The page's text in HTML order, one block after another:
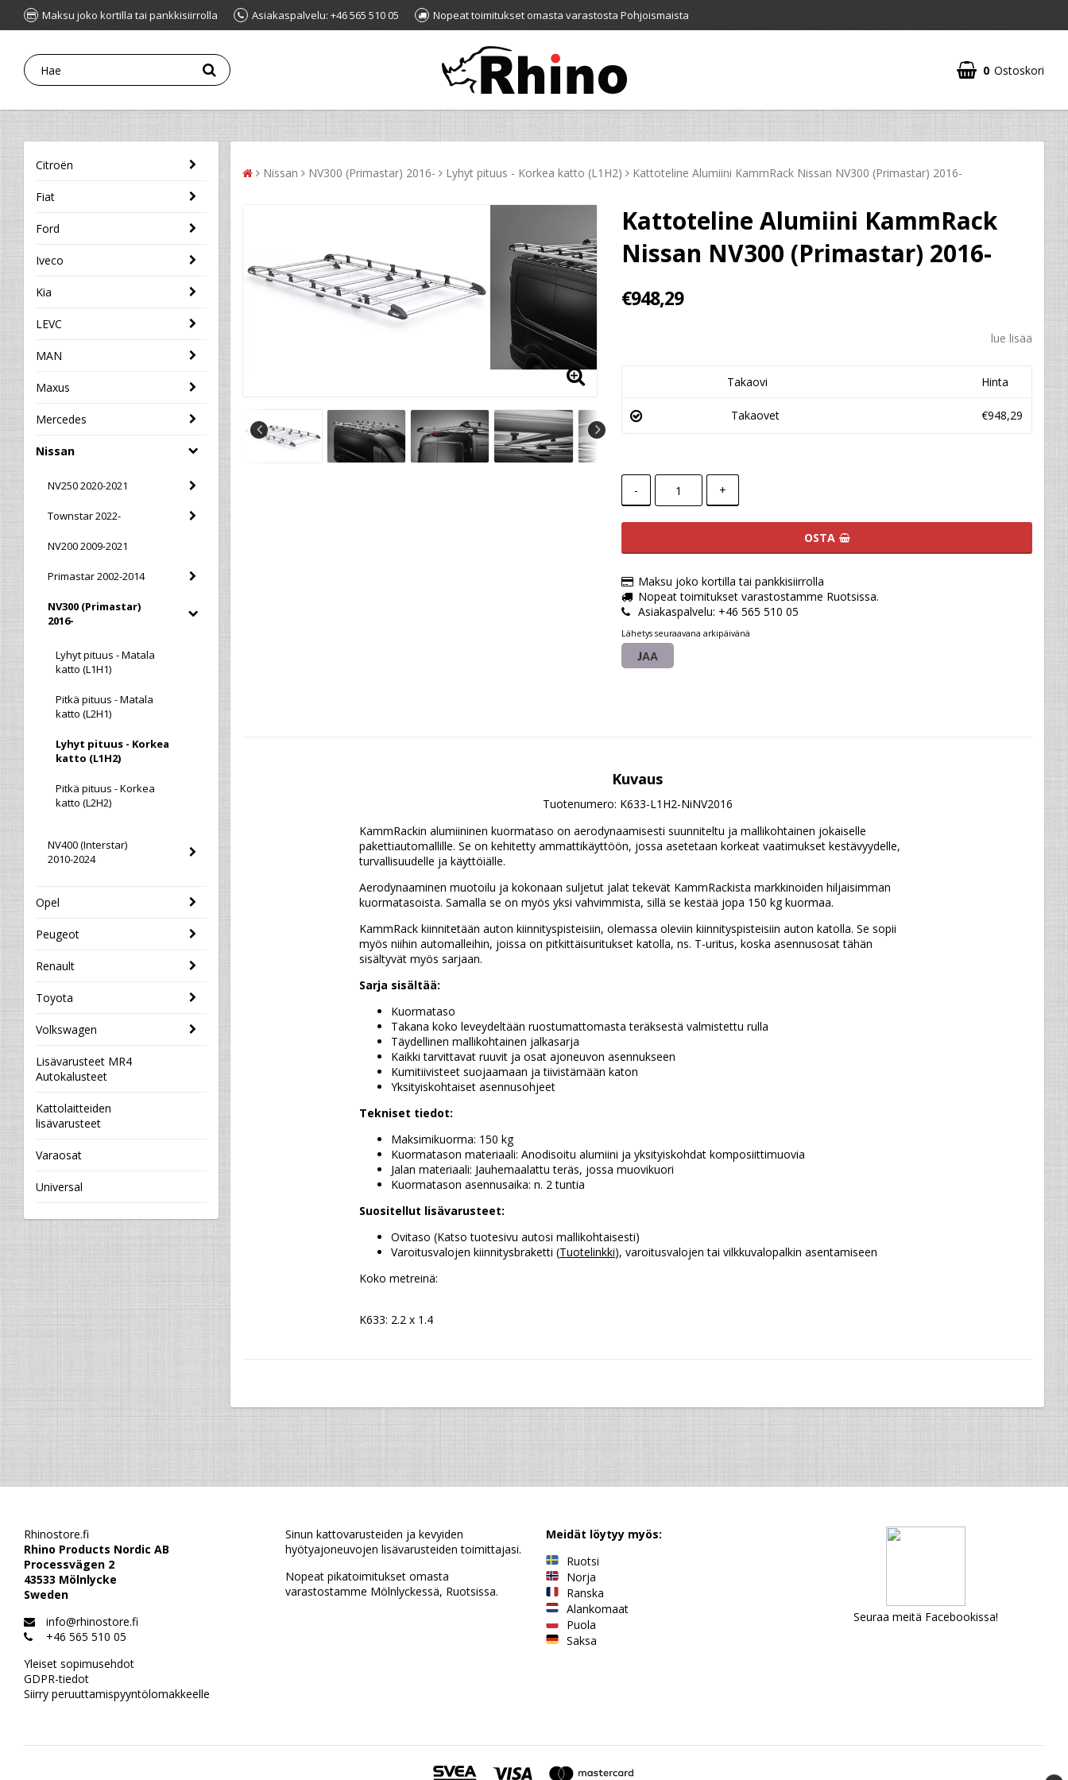
Maksu joko kortilla tai pankkisiirrolla Asiakaspalvelu: +46 565 510 05 Nopeat toimitukset omasta varastosta Pohjoismaista
0 Ostoskori
Citroën
Fiat
Ford
Iveco
Kia
LEVC
MAN
Maxus
Mercedes
Nissan
NV250 2020-2021
Townstar 2022-
NV200 2009-2021
Primastar 2002-2014
NV300 (Primastar)
2016-
Lyhyt pituus - Matala
katto (L1H1)
Pitkä pituus - Matala
katto (L2H1)
Lyhyt pituus - Korkea
katto (L1H2)
Pitkä pituus - Korkea
katto (L2H2)
NV400 (Interstar)
2010-2024
Opel
Peugeot
Renault
Toyota
Volkswagen
Lisävarusteet MR4
Autokalusteet
Kattolaitteiden
lisävarusteet
Varaosat
Universal
Nissan NV300 (Primastar) 2016- Lyhyt pituus - Korkea katto (L1H2) Kattoteline Alumiini KammRack Nissan NV300 (Primastar) 2016-
Kattoteline Alumiini KammRack
Nissan NV300 (Primastar) 2016-
€948,29
lue lisää
Takaovi Hinta
Takaovet €948,29
- +
OSTA
Maksu joko kortilla tai pankkisiirrolla
Nopeat toimitukset varastostamme Ruotsissa.
Asiakaspalvelu: +46 565 510 05
Lähetys seuraavana arkipäivänä
JAA
Kuvaus
Tuotenumero: K633-L1H2-NiNV2016
KammRackin alumiininen kuormataso on aerodynaamisesti suunniteltu ja mallikohtainen jokaiselle
pakettiautomallille. Se on kehitetty ammattikäyttöön, jossa asetetaan korkeat vaatimukset kestävyydelle,
turvallisuudelle ja käyttöiälle.
Aerodynaaminen muotoilu ja kokonaan suljetut jalat tekevät KammRackista markkinoiden hiljaisimman
kuormatasoista. Samalla se on myös yksi vahvimmista, sillä se kestää jopa 150 kg kuormaa.
KammRack kiinnitetään auton kiinnityspisteisiin, olemassa oleviin kiinnityspisteisiin auton katolla. Se sopii
myös niihin automalleihin, joissa on pitkittäisuritukset katolla, ns. T-uritus, koska asennusosat tähän
sisältyvät myös sarjaan.
Sarja sisältää:
Kuormataso
Takana koko leveydeltään ruostumattomasta teräksestä valmistettu rulla
Täydellinen mallikohtainen jalkasarja
Kaikki tarvittavat ruuvit ja osat ajoneuvon asennukseen
Kumitiivisteet suojaamaan ja tiivistämään katon
Yksityiskohtaiset asennusohjeet
Tekniset tiedot:
Maksimikuorma: 150 kg
Kuormatason materiaali: Anodisoitu alumiini ja yksityiskohdat komposiittimuovia
Jalan materiaali: Jauhemaalattu teräs, jossa muovikuori
Kuormatason asennusaika: n. 2 tuntia
Suositellut lisävarusteet:
Ovitaso (Katso tuotesivu autosi mallikohtaisesti)
Varoitusvalojen kiinnitysbraketti (Tuotelinkki), varoitusvalojen tai vilkkuvalopalkin asentamiseen
Koko metreinä:
K633: 2.2 x 1.4
Rhinostore.fi
Rhino Products Nordic AB
Processvägen 2
43533 Mölnlycke
Sweden
info@rhinostore.fi
+46 565 510 05
Yleiset sopimusehdot
GDPR-tiedot
Siirry peruuttamispyyntölomakkeelle
Sinun kattovarusteiden ja kevyiden
hyötyajoneuvojen lisävarusteiden toimittajasi.
Nopeat pikatoimitukset omasta
varastostamme Mölnlyckessä, Ruotsissa.
Meidät löytyy myös:
Ruotsi
Norja
Ranska
Alankomaat
Puola
Saksa
Seuraa meitä Facebookissa!